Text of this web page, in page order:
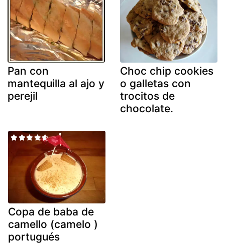
Pan con
mantequilla al ajo y
perejil
Choc chip cookies
o galletas con
trocitos de
chocolate.
Copa de baba de
camello (camelo )
portugués